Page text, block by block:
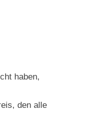
haben,
den alle